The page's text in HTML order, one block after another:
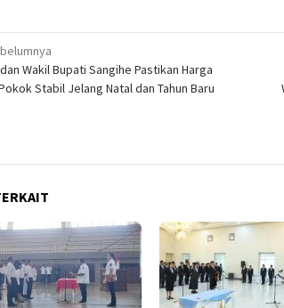
Wakil Bupati Sangihe Pastikan Harga
Stabil Jelang Natal dan Tahun Baru